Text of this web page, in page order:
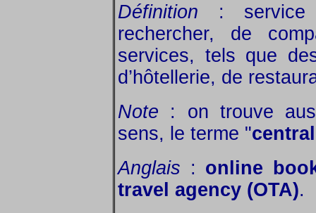
Définition : service
rechercher, de
services, tels que
d’hôtellerie, de
Note : on trouve
sens, le terme "
Anglais : online
travel agency (OTA).